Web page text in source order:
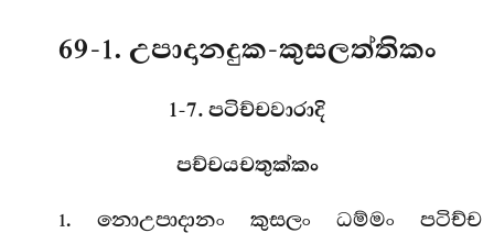
69-1. උපාදානදුක-කුසලත්තිකං
1-7. පටිච්චවාරාදි
පච්චයචතුක්කං
1. නොඋපාදානං කුසලං ධම්මං පටිච්ච